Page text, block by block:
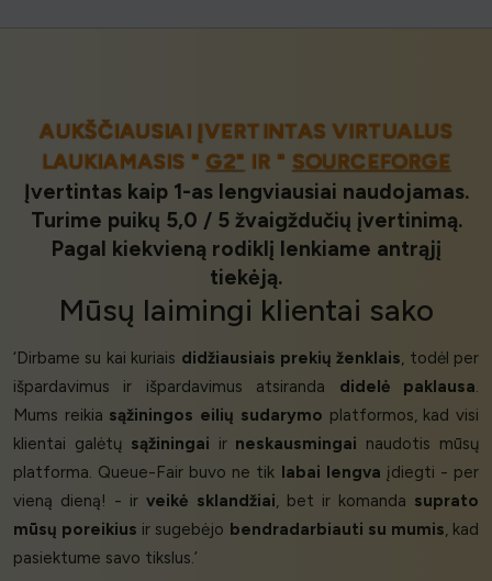
AUKŠČIAUSIAI ĮVERTINTAS VIRTUALUS
LAUKIAMASIS " G2" IR " SOURCEFORGE
Įvertintas kaip 1-as lengviausiai naudojamas.
Turime puikų 5,0 / 5 žvaigždučių įvertinimą.
Pagal kiekvieną rodiklį lenkiame antrąjį
tiekėją.
Mūsų laimingi klientai sako
‘Dirbame su kai kuriais didžiausiais prekių ženklais, todėl per
išpardavimus ir išpardavimus atsiranda didelė paklausa.
Mums reikia sąžiningos eilių sudarymo platformos, kad visi
klientai galėtų sąžiningai ir neskausmingai naudotis mūsų
platforma. Queue-Fair buvo ne tik
labai lengva įdiegti - per
vieną dieną! - irveikė sklandžiai, bet ir komanda suprato
mūsų poreikius ir sugebėjo bendradarbiauti su mumis, kad
pasiektume savo tikslus.’